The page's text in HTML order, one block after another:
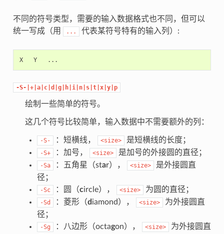
不同的符号类型，需要的输入数据格式也不同，但可以
统一写成（用
... 代表某符号特有的输入列）:
-S-|+|a|c|d|g|h|i|n|s|t|x|y|p
绘制一些简单的符号。
这几个符号比较简单，输入数据中不需要额外的列：
-S- ：短横线， <size> 是短横线的长度；
-S+ ：加号， <size> 是加号的外接圆的直径；
-Sa ：五角星（star）， <size>
是外接圆直
径；
-Sc ：圆（circle）， <size> 为圆的直径；
-Sd ：菱形（diamond）， <size>
为外接圆直
径；
-Sg ：八边形（octagon）， <size>
为外接圆直